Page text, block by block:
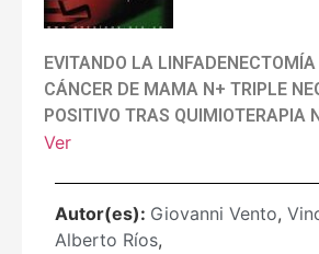
EVITANDO LA
CÁNCER DE MAMA N+ TRIPLE
POSITIVO TRAS QUIMIOTERAPIA
Ver
Autor(es): Giovanni Vento,
Alberto Ríos,